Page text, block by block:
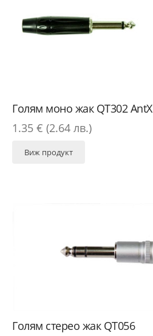
Голям моно жак QT302 AntX
1.35 € (2.64 лв.)
Виж продукт
Голям стерео жак QT056